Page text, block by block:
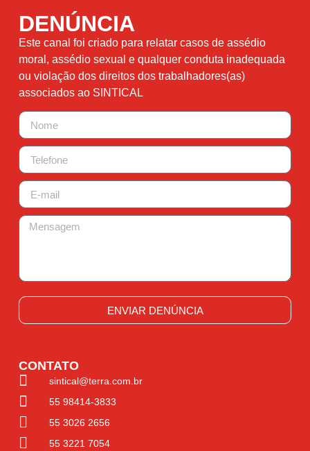
DENÚNCIA
Este canal foi criado para relatar casos de assédio
moral, assédio sexual e qualquer conduta inadequada
ou violação dos direitos dos trabalhadores(as)
associados ao SINTICAL
ENVIAR DENÚNCIA
CONTATO
sintical@terra.com.br
55 98414-3833
55 3026 2656
55 3221 7054